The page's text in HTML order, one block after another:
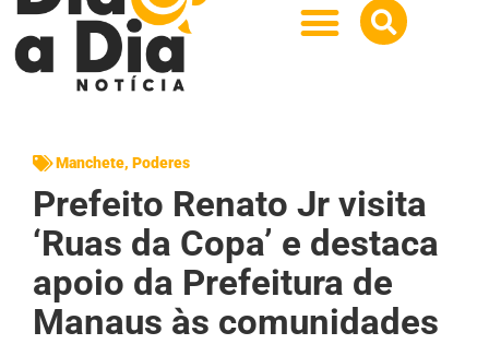
Manchete, Poderes
Prefeito Renato Jr visita
‘Ruas da Copa’ e destaca
apoio da Prefeitura de
Manaus às comunidades